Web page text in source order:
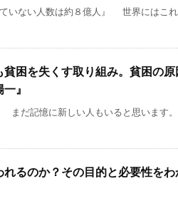
ていない人数は約８億人』 世界にはこ
困を失くす取り組み。貧困の
』
まだ記憶に新しい人もいると思いま
るのか？その目的と必要性をわ